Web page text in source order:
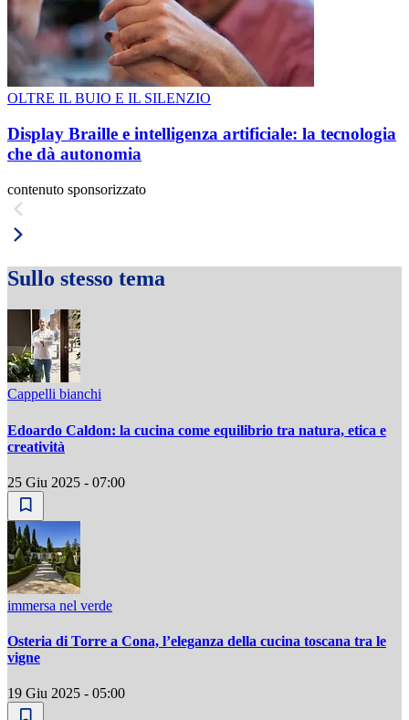
OLTRE IL BUIO E IL SILENZIO
Display Braille e intelligenza artificiale: la tecnologia
che dà autonomia
contenuto sponsorizzato
Sullo stesso tema
Cappelli bianchi
Edoardo Caldon: la cucina come equilibrio tra natura, etica e
creatività
25 Giu 2025 - 07:00
immersa nel verde
Osteria di Torre a Cona, l’eleganza della cucina toscana tra le
vigne
19 Giu 2025 - 05:00